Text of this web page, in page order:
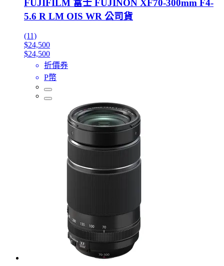
FUJIFILM 富士 FUJINON XF70-300mm F4-
5.6 R LM OIS WR 公司貨
(11)
$24,500
$24,500
折價券
P幣